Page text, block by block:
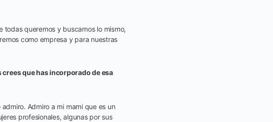
todas queremos y buscamos lo mismo,
como empresa y para nuestras
que has incorporado de esa
Admiro a mi mami que es un
profesionales, algunas por sus